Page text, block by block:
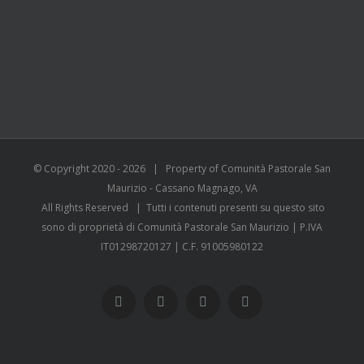
© Copyright 2020 -2026 | Property of Comunità Pastorale San
Maurizio - Cassano Magnago, VA
All Rights Reserved | Tutti i contenuti presenti su questo sito
sono di proprietà di Comunità Pastorale San Maurizio | P.IVA
IT01298720127 | C.F. 91005980122
WhatsAppYouTube Instagram